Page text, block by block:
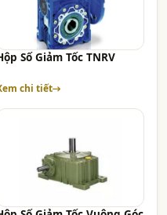
Số Giảm Tốc TNRV
chi tiết